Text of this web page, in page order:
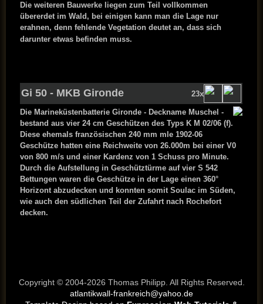
Die weiteren Bauwerke liegen zum Teil vollkommen
übererdet im Wald, bei einigen kann man die Lage nur
erahnen, denn fehlende Vegetation deutet an, dass sich
darunter etwas befinden muss.
Gi 50 - MKB Gironde 23x
Die Marineküstenbatterie Gironde - Deckname Muschel -
bestand aus vier 24 cm Geschützen des Typs K M 02/06 (f).
Diese ehemals französischen 240 mm mle 1902-06
Geschütze hatten eine Reichweite von 26.000m bei einer V0
von 800 m/s und einer Kardenz von 1 Schuss pro Minute.
Durch die Aufstellung in Geschütztürme auf vier S 542
Bettungen waren die Geschütze in der Lage einen 360°
Horizont abzudecken und konnten somit Soulac im Süden,
wie auch den südlichen Teil der Zufahrt nach Rochefort
decken.
Copyright © 2004-2026 Thomas Philipp. All Rights Reserved.
atlantikwall-frankreich@yahoo.de